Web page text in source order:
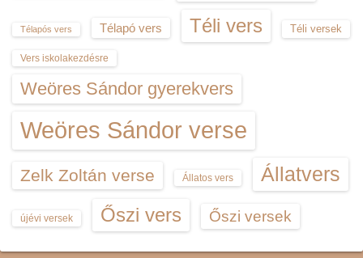
Télapós vers Télapó vers Téli vers Téli versek
Vers iskolakezdésre
Weöres Sándor gyerekvers
Weöres Sándor verse
Zelk Zoltán verse Állatos vers Állatvers
újévi versek Őszi vers Őszi versek